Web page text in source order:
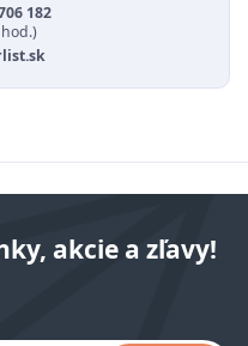
182
hod.)
akcie a zľavy!